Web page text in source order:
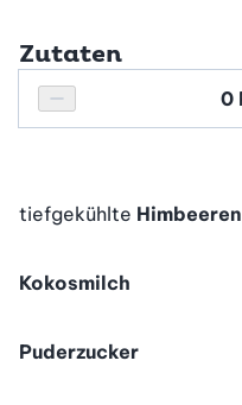
Zutaten
Personenanzahl verringern
Personenanzahl
tiefgekühlte Himbeeren
Kokosmilch
Puderzucker